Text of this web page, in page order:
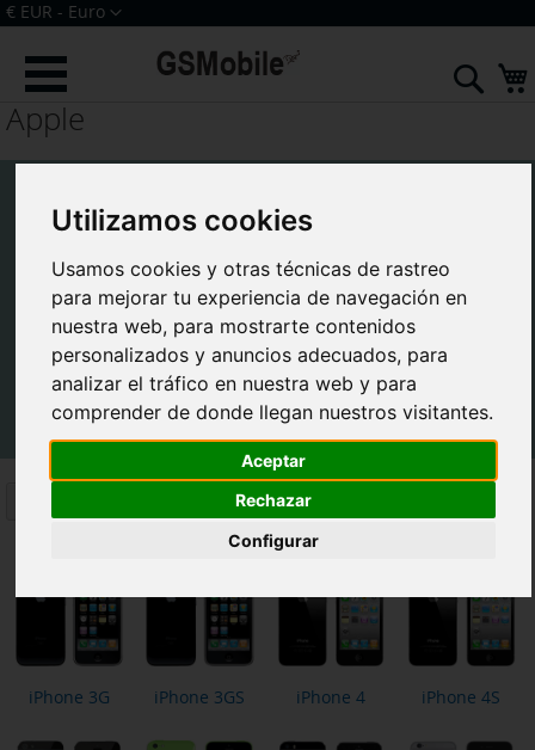
Utilizamos cookies
Usamos cookies y otras técnicas de rastreo
para mejorar tu experiencia de navegación en
nuestra web, para mostrarte contenidos
personalizados y anuncios adecuados, para
analizar el tráfico en nuestra web y para
comprender de donde llegan nuestros visitantes.
Aceptar
Rechazar
Configurar
Ir
al
contenido
Moneda
€ EUR - Euro
Apple
Componentes iPhone de alta calidad al
mejor precio
iPhone 3G iPhone 3GS iPhone 4 iPhone 4S